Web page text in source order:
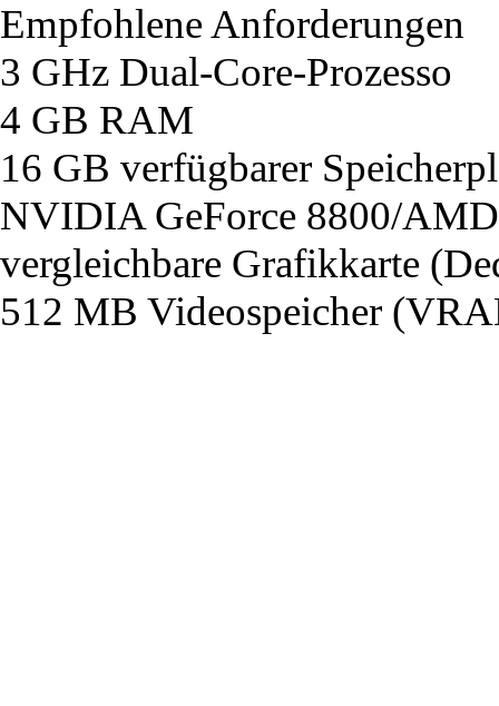
Empfohlene Anforderungen
3 GHz Dual-Core-Prozesso
4 GB RAM
16 GB verfügbarer
NVIDIA GeForce 8800/
vergleichbare Grafikkarte
512 MB Videospeicher